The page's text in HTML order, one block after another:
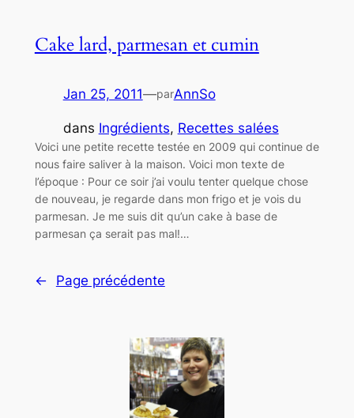
Cake lard, parmesan et cumin
Jan 25, 2011—parAnnSo
dans Ingrédients, Recettes salées
Voici une petite recette testée en 2009 qui continue de
nous faire saliver à la maison. Voici mon texte de
l’époque : Pour ce soir j’ai voulu tenter quelque chose
de nouveau, je regarde dans mon frigo et je vois du
parmesan. Je me suis dit qu’un cake à base de
parmesan ça serait pas mal!…
← Page précédente